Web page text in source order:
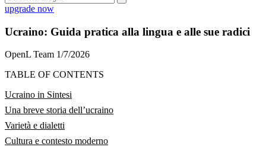
upgrade now
Ucraino: Guida pratica alla lingua e alle sue radici
OpenL Team 1/7/2026
TABLE OF CONTENTS
Ucraino in Sintesi
Una breve storia dell’ucraino
Varietà e dialetti
Cultura e contesto moderno